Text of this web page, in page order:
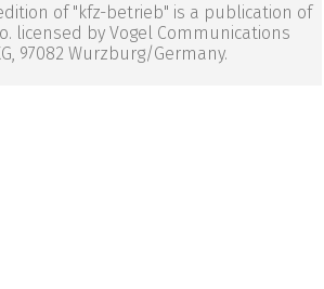
of "kfz-betrieb" is a publication of
licensed by Vogel Communications
97082 Wurzburg/Germany.